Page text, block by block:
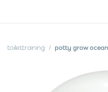
toilettraining potty grow